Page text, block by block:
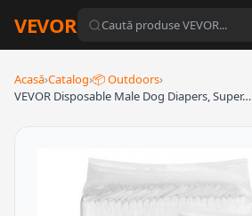
VEVOR
Acasă›Catalog›📦 Outdoors›
VEVOR Disposable Male Dog Diapers, Super…